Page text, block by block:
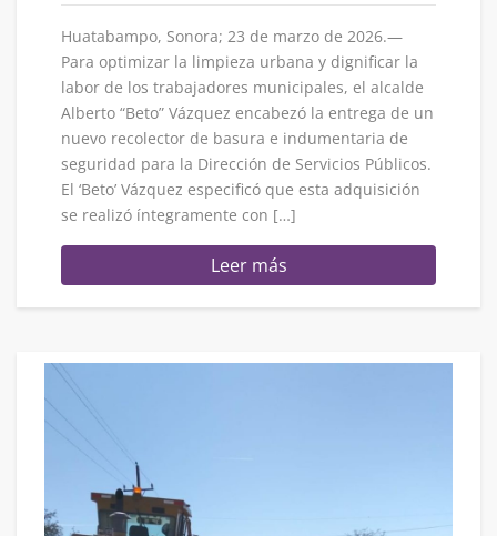
Huatabampo, Sonora; 23 de marzo de 2026.—
Para optimizar la limpieza urbana y dignificar la
labor de los trabajadores municipales, el alcalde
Alberto “Beto” Vázquez encabezó la entrega de un
nuevo recolector de basura e indumentaria de
seguridad para la Dirección de Servicios Públicos.
El ‘Beto’ Vázquez especificó que esta adquisición
se realizó íntegramente con […]
Leer más